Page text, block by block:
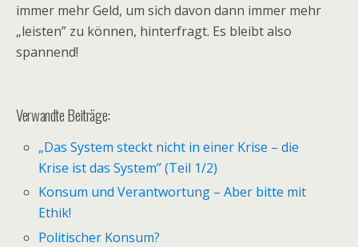
immer mehr Geld, um sich davon dann immer mehr
„leisten” zu können, hinterfragt. Es bleibt also
spannend!
Verwandte Beiträge:
„Das System steckt nicht in einer Krise – die
Krise ist das System” (Teil 1/2)
Konsum und Verantwortung – Aber bitte mit
Ethik!
Politischer Konsum?